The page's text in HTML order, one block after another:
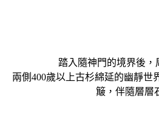
踏入隨神門的境界後，
兩側400歲以上古杉綿延的幽靜世
簸，伴隨層層